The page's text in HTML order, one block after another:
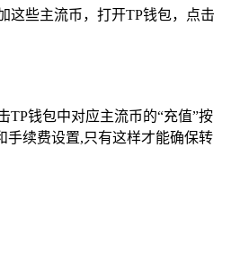
这些主流币，打开TP钱包，点击
TP钱包中对应主流币的“充值”按
手续费设置,只有这样才能确保转